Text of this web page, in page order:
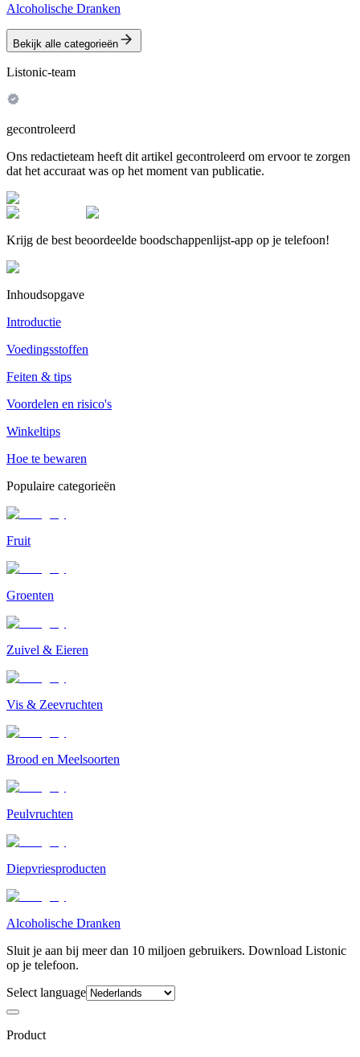
Alcoholische Dranken
Bekijk alle categorieën
Listonic-team
gecontroleerd
Ons redactieteam heeft dit artikel gecontroleerd om ervoor te zorgen
dat het accuraat was op het moment van publicatie.
Krijg de best beoordeelde boodschappenlijst-app op je telefoon!
Inhoudsopgave
Introductie
Voedingsstoffen
Feiten & tips
Voordelen en risico's
Winkeltips
Hoe te bewaren
Populaire categorieën
Fruit
Groenten
Zuivel & Eieren
Vis & Zeevruchten
Brood en Meelsoorten
Peulvruchten
Diepvriesproducten
Alcoholische Dranken
Sluit je aan bij meer dan 10 miljoen gebruikers. Download Listonic
op je telefoon.
Select language
Product